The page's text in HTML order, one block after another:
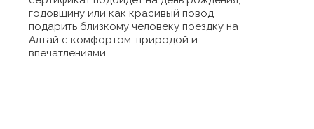
годовщину или как красивый повод
подарить близкому человеку поездку на
Алтай с комфортом, природой и
впечатлениями.